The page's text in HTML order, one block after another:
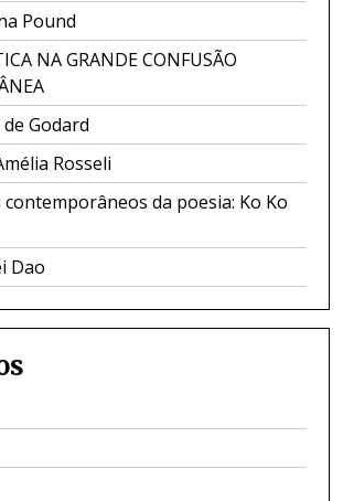
Pound
NA GRANDE CONFUSÃO
Godard
Rosseli
da poesia: Ko Ko
Dao